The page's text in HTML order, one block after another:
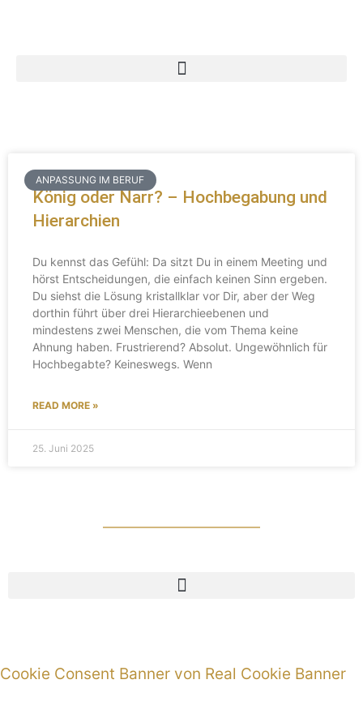
ANPASSUNG IM BERUF
König oder Narr? – Hochbegabung und
Hierarchien
Du kennst das Gefühl: Da sitzt Du in einem Meeting und
hörst Entscheidungen, die einfach keinen Sinn ergeben.
Du siehst die Lösung kristallklar vor Dir, aber der Weg
dorthin führt über drei Hierarchieebenen und
mindestens zwei Menschen, die vom Thema keine
Ahnung haben. Frustrierend? Absolut. Ungewöhnlich für
Hochbegabte? Keineswegs. Wenn
READ MORE »
25. Juni 2025
Cookie Consent Banner von Real Cookie Banner